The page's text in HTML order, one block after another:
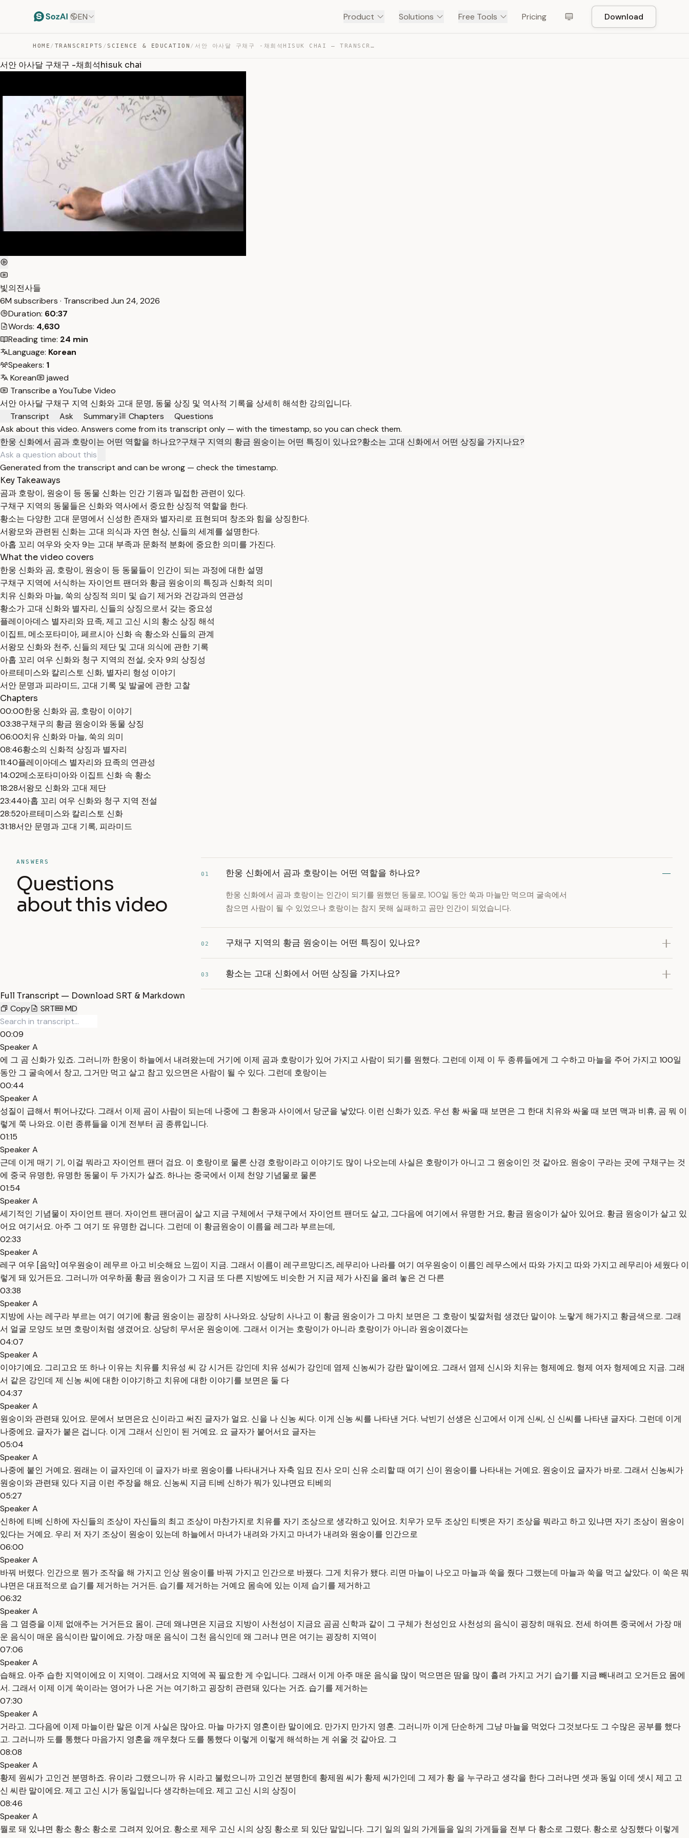
EN Product Solutions Free Tools Pricing Download
HOME / TRANSCRIPTS /SCIENCE & EDUCATION / 서안 아사달 구채구 -채희석HISUK CHAI — TRANSCRIPT
서안 아사달 구채구 -채희석hisuk chai
빛의전사들
6M subscribers · Transcribed Jun 24, 2026
Duration: 60:37
Words: 4,630
Reading time: 24 min
Language: Korean
Speakers: 1
Korean
jawed
Transcribe a YouTube Video
서안 아사달 구채구 지역 신화와 고대 문명, 동물 상징 및 역사적 기록을 상세히 해석한 강의입니다.
Transcript
Ask Summary Chapters
Questions
Ask about this video. Answers come from its transcript only — with the timestamp, so you can check them.
한웅 신화에서 곰과 호랑이는 어떤 역할을 하나요?구채구 지역의 황금 원숭이는 어떤 특징이 있나요?황소는 고대 신화에서 어떤 상징을 가지나요?
Generated from the transcript and can be wrong — check the timestamp.
Key Takeaways
곰과 호랑이, 원숭이 등 동물 신화는 인간 기원과 밀접한 관련이 있다.
구채구 지역의 동물들은 신화와 역사에서 중요한 상징적 역할을 한다.
황소는 다양한 고대 문명에서 신성한 존재와 별자리로 표현되며 창조와 힘을 상징한다.
서왕모와 관련된 신화는 고대 의식과 자연 현상, 신들의 세계를 설명한다.
아홉 꼬리 여우와 숫자 9는 고대 부족과 문화적 분화에 중요한 의미를 가진다.
What the video covers
한웅 신화와 곰, 호랑이, 원숭이 등 동물들이 인간이 되는 과정에 대한 설명
구채구 지역에 서식하는 자이언트 팬더와 황금 원숭이의 특징과 신화적 의미
치유 신화와 마늘, 쑥의 상징적 의미 및 습기 제거와 건강과의 연관성
황소가 고대 신화와 별자리, 신들의 상징으로서 갖는 중요성
플레이아데스 별자리와 묘족, 제고 고신 시의 황소 상징 해석
이집트, 메소포타미아, 페르시아 신화 속 황소와 신들의 관계
서왕모 신화와 천주, 신들의 제단 및 고대 의식에 관한 기록
아홉 꼬리 여우 신화와 청구 지역의 전설, 숫자 9의 상징성
아르테미스와 칼리스토 신화, 별자리 형성 이야기
서안 문명과 피라미드, 고대 기록 및 발굴에 관한 고찰
Chapters
00:00한웅 신화와 곰, 호랑이 이야기
03:38구채구의 황금 원숭이와 동물 상징
06:00치유 신화와 마늘, 쑥의 의미
08:46황소의 신화적 상징과 별자리
11:40플레이아데스 별자리와 묘족의 연관성
14:02메소포타미아와 이집트 신화 속 황소
18:28서왕모 신화와 고대 제단
23:44아홉 꼬리 여우 신화와 청구 지역 전설
28:52아르테미스와 칼리스토 신화
31:18서안 문명과 고대 기록, 피라미드
ANSWERS
Questions
about this video
01 한웅 신화에서 곰과 호랑이는 어떤 역할을 하나요?
한웅 신화에서 곰과 호랑이는 인간이 되기를 원했던 동물로, 100일 동안 쑥과 마늘만 먹으며 굴속에서
참으면 사람이 될 수 있었으나 호랑이는 참지 못해 실패하고 곰만 인간이 되었습니다.
02 구채구 지역의 황금 원숭이는 어떤 특징이 있나요?
03 황소는 고대 신화에서 어떤 상징을 가지나요?
Full Transcript — Download SRT & Markdown
Copy
SRT MD
00:09
Speaker A
에 그 곰 신화가 있죠. 그러니까 한웅이 하늘에서 내려왔는데 거기에 이제 곰과 호랑이가 있어 가지고 사람이 되기를 원했다. 그런데 이제 이 두 종류들에게 그 수하고 마늘을 주어 가지고 100일
동안 그 굴속에서 창고, 그거만 먹고 살고 참고 있으면은 사람이 될 수 있다. 그런데 호랑이는
00:44
Speaker A
성질이 급해서 튀어나갔다. 그래서 이제 곰이 사람이 되는데 나중에 그 환웅과 사이에서 당군을 낳았다. 이런 신화가 있죠. 우선 황 싸울 때 보면은 그 한대 치유와 싸울 때 보면 맥과 비휴, 곰 뭐 이
렇게 쭉 나와요. 이런 종류들을 이게 전부터 곰 종류입니다.
01:15
Speaker A
근데 이게 매기 기, 이걸 뭐라고 자이언트 팬더 검요. 이 호랑이로 물론 산경 호랑이라고 이야기도 많이 나오는데 사실은 호랑이가 아니고 그 원숭이인 것 같아요. 원숭이 구라는 곳에 구채구는 것
에 중국 유명한, 유명한 동물이 두 가지가 살죠. 하나는 중국에서 이제 천양 기념물로 물론
01:54
Speaker A
세기적인 기념물이 자이언트 팬더. 자이언트 팬더곰이 살고 지금 구체에서 구채구에서 자이언트 팬더도 살고, 그다음에 여기에서 유명한 거요, 황금 원숭이가 살아 있어요. 황금 원숭이가 살고 있
어요 여기서요. 아주 그 여기 또 유명한 겁니다. 그런데 이 황금원숭이 이름을 레그라 부르는데,
02:33
Speaker A
레구 여우 [음악] 여우원숭이 레무르 아고 비슷해요 느낌이 지금. 그래서 이름이 레구르망디즈, 레무리아 나라를 여기 여우원숭이 이름인 레무스에서 따와 가지고 따와 가지고 레무리아 세웠다 이
렇게 돼 있거든요. 그러니까 여우하품 황금 원숭이가 그 지금 또 다른 지방에도 비슷한 거 지금 제가 사진을 올려 놓은 건 다른
03:38
Speaker A
지방에 사는 레구라 부르는 여기 여기에 황금 원숭이는 굉장히 사나와요. 상당히 사나고 이 황금 원숭이가 그 마치 보면은 그 호랑이 빛깔처럼 생겼단 말이야. 노랗게 해가지고 황금색으로. 그래
서 얼굴 모양도 보면 호랑이처럼 생겼어요. 상당히 무서운 원숭이에. 그래서 이거는 호랑이가 아니라 호랑이가 아니라 원숭이겠다는
04:07
Speaker A
이야기예요. 그리고요 또 하나 이유는 치유를 치유성 씨 강 시거든 강인데 치유 성씨가 강인데 염제 신농씨가 강란 말이에요. 그래서 염제 신시와 치유는 형제예요. 형제 여자 형제예요 지금. 그래
서 같은 강인데 제 신농 씨에 대한 이야기하고 치유에 대한 이야기를 보면은 둘 다
04:37
Speaker A
원숭이와 관련돼 있어요. 문에서 보면은요 신이라고 써진 글자가 얼요. 신을 나 신농 씨다. 이게 신농 씨를 나타낸 거다. 낙빈기 선생은 신고에서 이게 신씨, 신 신씨를 나타낸 글자다. 그런데 이게
나중에요. 글자가 붙은 겁니다. 이게 그래서 신인이 된 거예요. 요 글자가 붙어서요 글자는
05:04
Speaker A
나중에 붙인 거예요. 원래는 이 글자인데 이 글자가 바로 원숭이를 나타내거나 자축 임묘 진사 오미 신유 소리할 때 여기 신이 원숭이를 나타내는 거예요. 원숭이요 글자가 바로. 그래서 신농씨가
원숭이와 관련돼 있다 지금 이런 주장을 해요. 신농씨 지금 티베 신하가 뭐가 있냐면요 티베의
05:27
Speaker A
신하에 티베 신하에 자신들의 조상이 자신들의 최고 조상이 마찬가지로 치유를 자기 조상으로 생각하고 있어요. 치우가 모두 조상인 티벳은 자기 조상을 뭐라고 하고 있냐면 자기 조상이 원숭이
있다는 거예요. 우리 저 자기 조상이 원숭이 있는데 하늘에서 마녀가 내려와 가지고 마녀가 내려와 원숭이를 인간으로
06:00
Speaker A
바꿔 버렸다. 인간으로 뭔가 조작을 해 가지고 인상 원숭이를 바꿔 가지고 인간으로 바꿨다. 그게 치유가 됐다. 리면 마늘이 나오고 마늘과 쑥을 줬다 그랬는데 마늘과 쑥을 먹고 살았다. 이 쑥은 뭐
냐면은 대표적으로 습기를 제거하는 거거든. 습기를 제거하는 거예요 몸속에 있는 이제 습기를 제거하고
06:32
Speaker A
음 그 염증을 이제 없애주는 거거든요 몸이. 근데 왜냐면은 지금요 지방이 사천성이 지금요 곰곰 신학과 같이 그 구체가 천성인요 사천성의 음식이 굉장히 매워요. 전세 하여튼 중국에서 가장 매
운 음식이 매운 음식이란 말이에요. 가장 매운 음식이 그천 음식인데 왜 그러냐 면은 여기는 굉장히 지역이
07:06
Speaker A
습해요. 아주 습한 지역이에요 이 지역이. 그래서요 지역에 꼭 필요한 게 수입니다. 그래서 이게 아주 매운 음식을 많이 먹으면은 땀을 많이 흘려 가지고 거기 습기를 지금 빼내려고 오거든요 몸에
서. 그래서 이제 이게 쑥이라는 영어가 나온 거는 여기하고 굉장히 관련돼 있다는 거죠. 습기를 제거하는
07:30
Speaker A
거라고. 그다음에 이제 마늘이란 말은 이게 사실은 많아요. 마늘 마가지 영혼이란 말이에요. 만가지 만가지 영혼. 그러니까 이게 단순하게 그냥 마늘을 먹었다 그것보다도 그 수많은 공부를 했다
고. 그러니까 도를 통했다 마음가지 영혼을 깨우쳤다 도를 통했다 이렇게 이렇게 해석하는 게 쉬울 것 같아요. 그
08:08
Speaker A
황제 원씨가 고인건 분명하죠. 유이라 그랬으니까 유 시라고 불렀으니까 고인건 분명한데 황제원 씨가 황제 씨가인데 그 제가 황 을 누구라고 생각을 한다 그러냐면 셋과 동일 이데 셋시 제고 고
신 씨란 말이에요. 제고 고신 시가 동일입니다 생각하는데요. 제고 고신 시의 상징이
08:46
Speaker A
뭘로 돼 있냐면 황소 황소 황소로 그려져 있어요. 황소로 제우 고신 시의 상징 황소로 되 있단 말입니다. 그기 일의 일의 가게들을 일의 가게들을 전부 다 황소로 그렸다. 황소로 상징했다 이렇게